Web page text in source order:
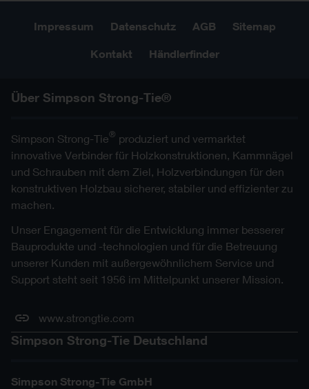
Impressum Datenschutz AGB Sitemap
Kontakt Händlerfinder
Über Simpson Strong-Tie®
Simpson Strong-Tie® produziert und vermarktet
innovative Verbinder für Holzkonstruktionen, Kammnägel
und Schrauben mit dem Ziel, Holzverbindungen für den
konstruktiven Holzbau sicherer, stabiler und effizienter zu
machen.
Unser Engagement für die Entwicklung immer besserer
Bauprodukte und -technologien und für die Betreuung
unserer Kunden mit außergewöhnlichem Service und
Support steht seit 1956 im Mittelpunkt unserer Mission.
www.strongtie.com
Simpson Strong-Tie Deutschland
Simpson Strong-Tie GmbH